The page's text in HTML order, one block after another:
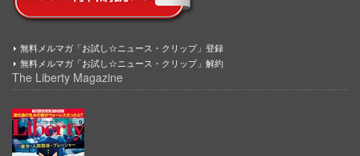
無料メルマガ「お試し☆ニュース・クリップ」登録
無料メルマガ「お試し☆ニュース・クリップ」解約
The Liberty Magazine